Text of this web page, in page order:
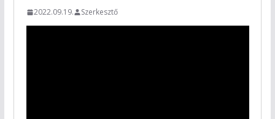
2022.09.19. Szerkesztő